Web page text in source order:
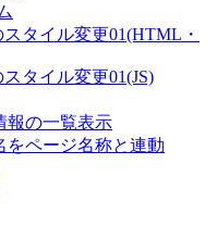
スタイル変更01(HTML・
スタイル変更01(JS)
報の一覧表示
をページ名称と連動